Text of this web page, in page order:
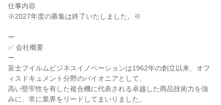
仕事内容
※2027年度の募集は終了いたしました。※
ー
✅ 会社概要
ー
富士フイルムビジネスイノベーションは1962年の創立以来、オフ
ィスドキュメント分野のパイオニアとして、
高い堅牢性を有した複合機に代表される卓越した商品技術力を強
みに、常に業界をリードしてまいりました。